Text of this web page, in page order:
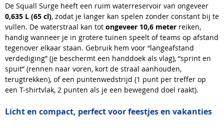
De Squall Surge heeft een ruim waterreservoir van ongeveer
0,635 L (65 cl), zodat je langer kan spelen zonder constant bij te
vullen. De waterstraal kan tot ongeveer 10,6 meter reiken,
handig wanneer je in grotere tuinen speelt of teams op afstand
tegenover elkaar staan. Gebruik hem voor “langeafstand
verdediging” (je beschermt een handdoek als vlag), “sprint en
spuit” (rennen naar voren, kort de straal aanhouden,
terugtrekken), of een puntenwedstrijd (1 punt per treffer op
een T-shirtvlak, 2 punten als je een bewegend doel raakt).
Licht en compact, perfect voor feestjes en vakanties